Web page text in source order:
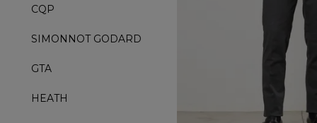
CQP
SIMONNOT GODARD
GTA
HEATH